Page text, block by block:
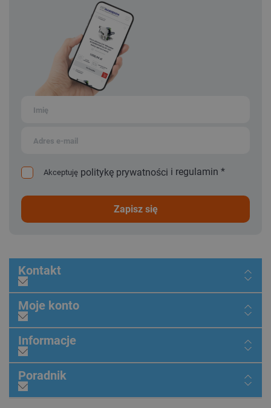
Akceptuję politykę prywatności i regulamin *
zapisz się
Kontakt
Moje konto
Informacje
Poradnik